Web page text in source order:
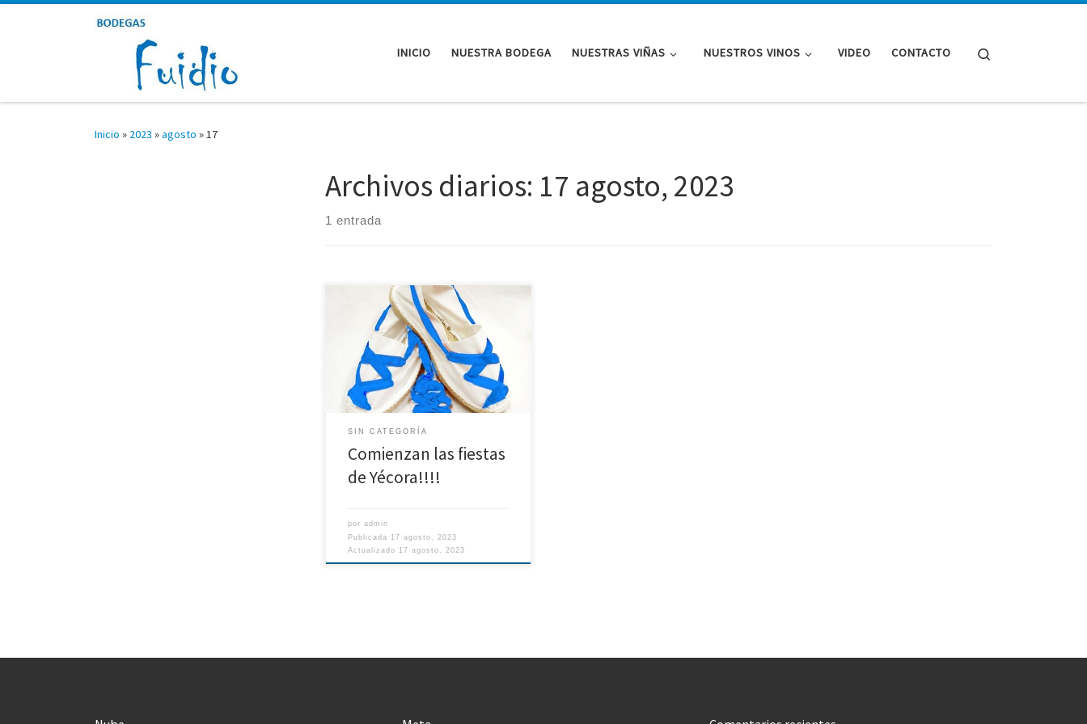
Saltar al contenido
INICIO NUESTRA BODEGA NUESTRAS VIÑAS NUESTROS VINOS VIDEO CONTACTO
Inicio » 2023 »agosto »17
Archivos diarios: 17 agosto, 2023
1 entrada
Estáis tod@s invitados!!!!!
SIN CATEGORÍA
Comienzan las fiestas
de Yécora!!!!
poradmin
Publicada 17 agosto, 2023
Actualizado 17 agosto, 2023